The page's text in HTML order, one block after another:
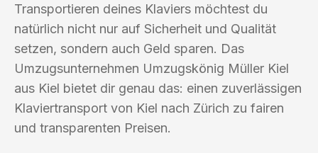
Transportieren deines Klaviers möchtest du
natürlich nicht nur auf Sicherheit und Qualität
setzen, sondern auch Geld sparen. Das
Umzugsunternehmen Umzugskönig Müller Kiel
aus Kiel bietet dir genau das: einen zuverlässigen
Klaviertransport von Kiel nach Zürich zu fairen
und transparenten Preisen.